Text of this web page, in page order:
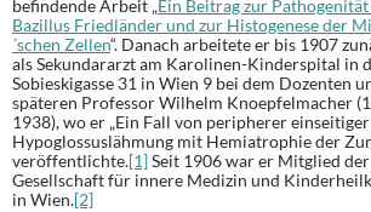
befindende Arbeit „Ein Beitrag zur Pathogenität
Bazillus Friedländer und zur Histogenese der
´schen Zellen“. Danach arbeitete er bis 1907
als Sekundararzt am Karolinen-Kinderspital in
Sobieskigasse 31 in Wien 9 bei dem Dozenten
späteren Professor Wilhelm Knoepfelmacher
1938), wo er „Ein Fall von peripherer einseitiger
Hypoglossuslähmung mit Hemiatrophie der
veröffentlichte.[1]Seit 1906 war er Mitglied der
Gesellschaft für innere Medizin und
in Wien.[2]